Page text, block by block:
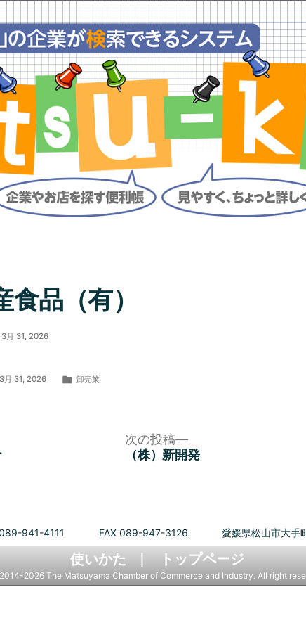
品（有）
3月 31, 2026
月 31, 2026
カ
卸売業
次の投稿
次
の
（株）新開発
941-4111 FAX 089-947-3126 愛媛県松山市大手
使いかた トップページ
2026 The Matsuyama Chamber of Commerce and Industry. All right